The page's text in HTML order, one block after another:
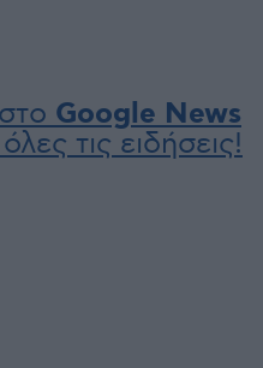
Google News
τις ειδήσεις!